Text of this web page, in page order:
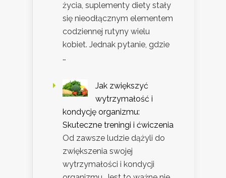
życia, suplementy diety stały
się nieodłącznym elementem
codziennej rutyny wielu
kobiet. Jednak pytanie, gdzie
…
Jak zwiększyć
wytrzymałość i
kondycję organizmu:
Skuteczne treningi i ćwiczenia
Od zawsze ludzie dążyli do
zwiększenia swojej
wytrzymałości i kondycji